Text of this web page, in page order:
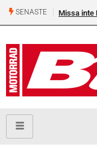
SENASTE Missa inte